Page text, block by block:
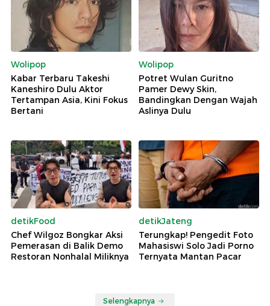
Wolipop
Kabar Terbaru Takeshi
Kaneshiro Dulu Aktor
Tertampan Asia, Kini Fokus
Bertani
Wolipop
Potret Wulan Guritno
Pamer Dewy Skin,
Bandingkan Dengan Wajah
Aslinya Dulu
detikFood
Chef Wilgoz Bongkar Aksi
Pemerasan di Balik Demo
Restoran Nonhalal Miliknya
detikJateng
Terungkap! Pengedit Foto
Mahasiswi Solo Jadi Porno
Ternyata Mantan Pacar
Selengkapnya